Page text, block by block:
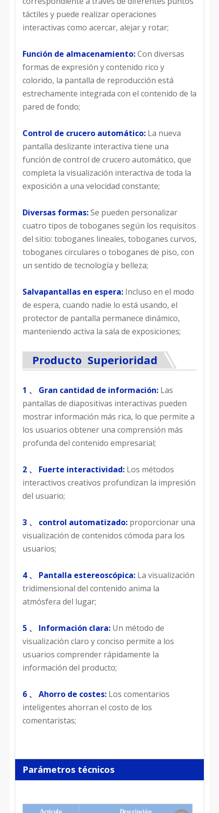
táctiles y puede realizar operaciones
interactivas como acercar, alejar y rotar;
Función de almacenamiento:Con diversas
formas de expresión y contenido rico y
colorido, la pantalla de reproducción está
estrechamente integrada con el contenido de la
pared de fondo;
Control de crucero automático: La nueva
pantalla deslizante interactiva tiene una
función de control de crucero automático, que
completa la visualización interactiva de toda la
exposición a una velocidad constante;
Diversas formas:Se pueden personalizar
cuatro tipos de toboganes según los requisitos
del sitio: toboganes lineales, toboganes curvos,
toboganes circulares o toboganes de piso, con
un sentido de tecnología y belleza;
Salvapantallas en espera: Incluso en el modo
de espera, cuando nadie lo está usando, el
protector de pantalla permanece dinámico,
manteniendo activa la sala de exposiciones;
Producto Superioridad
1 、 Gran cantidad de información: Las
pantallas de diapositivas interactivas pueden
mostrar información más rica, lo que permite a
los usuarios obtener una comprensión más
profunda del contenido empresarial;
2 、 Fuerte interactividad: Los métodos
interactivos creativos profundizan la impresión
del usuario;
3 、 control automatizado: proporcionar una
visualización de contenidos cómoda para los
usuarios;
4 、 Pantalla estereoscópica: La visualización
tridimensional del contenido anima la
atmósfera del lugar;
5 、 Información clara: Un método de
visualización claro y conciso permite a los
usuarios comprender rápidamente la
información del producto;
6 、 Ahorro de costes: Los comentarios
inteligentes ahorran el costo de los
comentaristas;
Parámetros técnicos
Artículo Descripción